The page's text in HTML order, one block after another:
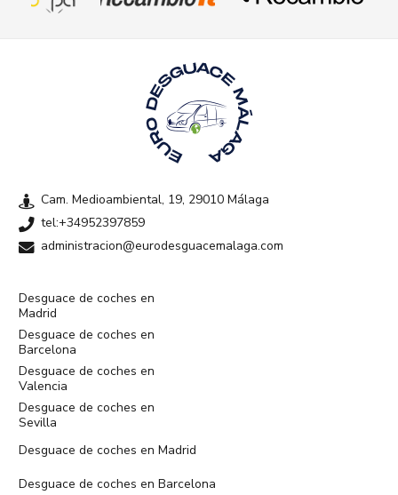
Cam. Medioambiental, 19, 29010 Málaga
tel:+34952397859
administracion@eurodesguacemalaga.com
Desguace de coches en
Madrid
Desguace de coches en
Barcelona
Desguace de coches en
Valencia
Desguace de coches en
Sevilla
Desguace de coches en Madrid
Desguace de coches en Barcelona